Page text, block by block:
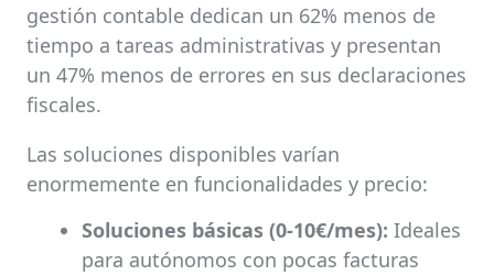
gestión contable dedican un 62% menos de
tiempo a tareas administrativas y presentan
un 47% menos de errores en sus declaraciones
fiscales.
Las soluciones disponibles varían
enormemente en funcionalidades y precio:
Soluciones básicas (0-10€/mes): Ideales
para autónomos con pocas facturas